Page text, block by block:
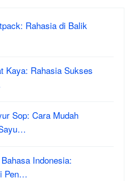
Rahasia di Balik
Kaya: Rahasia Sukses
Sop: Cara Mudah
Indonesia:
Pen…